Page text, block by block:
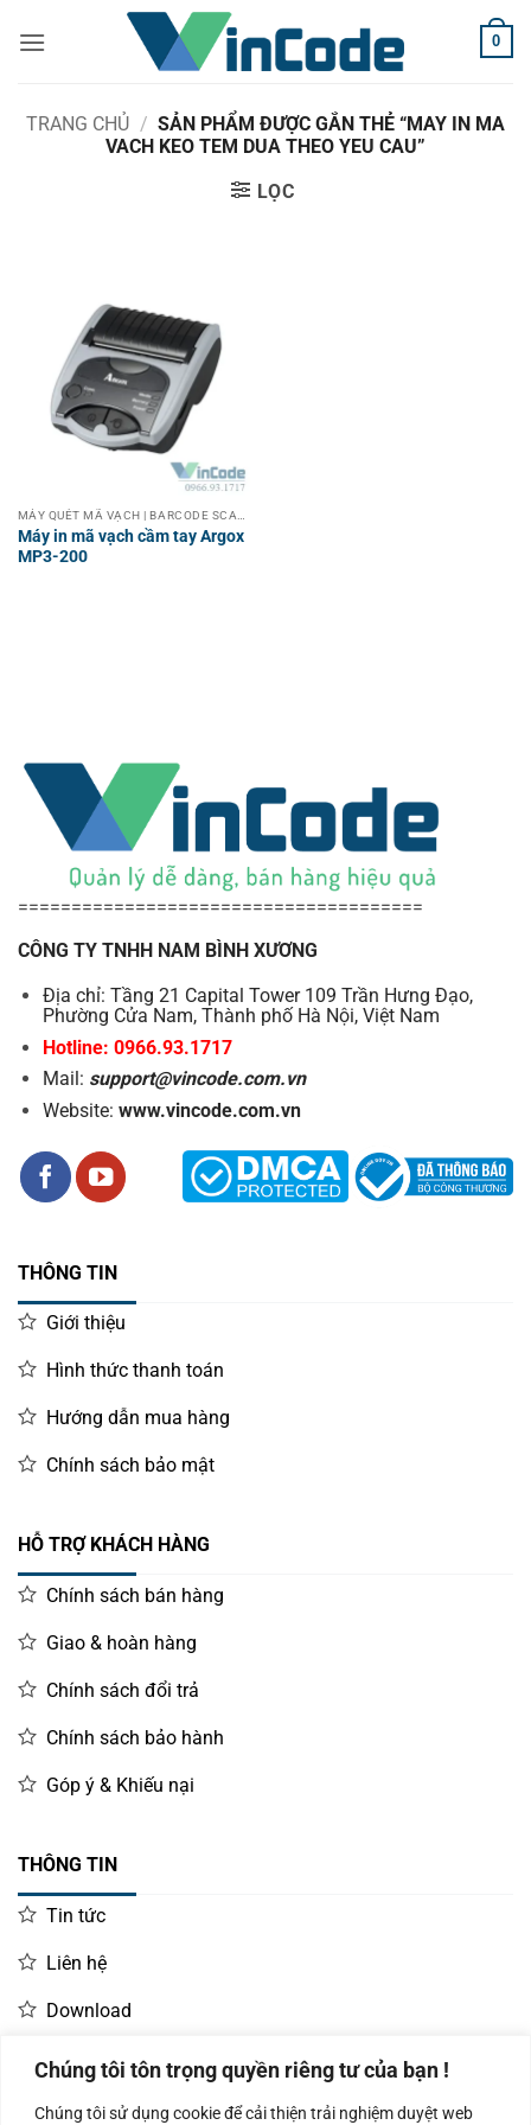
Chúng tôi tôn trọng quyền riêng tư của bạn !
Chúng tôi sử dụng cookie để cải thiện trải nghiệm duyệt web
qua
0
TRANG CHỦ / SẢN PHẨM ĐƯỢC GẮN THẺ “MAY IN MA
VACH KEO TEM DUA THEO YEU CAU”
LỌC
Máy in mã vạch cầm tay Argox
MP3-200
======================================
CÔNG TY TNHH NAM BÌNH XƯƠNG
Địa chỉ: Tầng 21 Capital Tower 109 Trần Hưng Đạo,
Phường Cửa Nam, Thành phố Hà Nội, Việt Nam
Hotline: 0966.93.1717
Mail: support@vincode.com.vn
Website: www.vincode.com.vn
THÔNG TIN
Giới thiệu
Hình thức thanh toán
Hướng dẫn mua hàng
Chính sách bảo mật
HỖ TRỢ KHÁCH HÀNG
Chính sách bán hàng
Giao & hoàn hàng
Chính sách đổi trả
Chính sách bảo hành
Góp ý & Khiếu nại
THÔNG TIN
Tin tức
Liên hệ
Download
LIÊN HỆ MUA HÀNG